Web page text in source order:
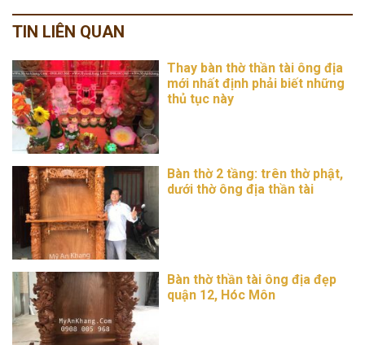
TIN LIÊN QUAN
Thay bàn thờ thần tài ông địa
mới nhất định phải biết những
thủ tục này
Bàn thờ 2 tầng: trên thờ phật,
dưới thờ ông địa thần tài
Bàn thờ thần tài ông địa đẹp
quận 12, Hóc Môn